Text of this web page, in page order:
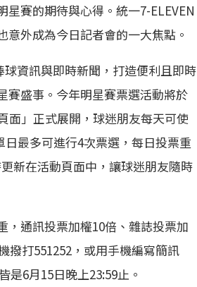
賽的期待與心得。統一7-ELEVEN
外成為今日記者會的一大焦點。
資訊與即時新聞，打造便利且即時
賽盛事。今年明星賽票選活動將於
面」正式展開，球迷朋友每天可使
最多可進行4次票選，每日投票重
新在活動頁面中，讓球迷朋友隨時
，通訊投票加權10倍、雜誌投票加
撥打551252，或用手機編寫簡訊
是6月15日晚上23:59止。